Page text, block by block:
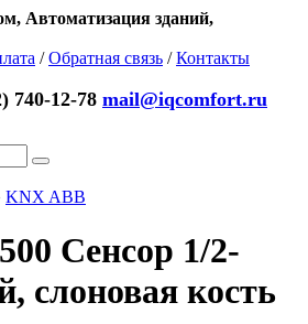
Автоматизация зданий,
/Обратная связь /Контакты
740-12-78 mail@iqcomfort.ru
KNX ABB
Сенсор 1/2-
слоновая кость